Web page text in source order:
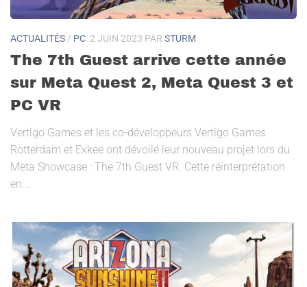
ACTUALITÉS / PC 2 JUIN 2023 PAR STURM
The 7th Guest arrive cette année
sur Meta Quest 2, Meta Quest 3 et
PC VR
Vertigo Games et les co-développeurs Vertigo Games
Rotterdam et Exkee ont dévoilé leur nouveau projet lors du
Meta Showcase : The 7th Guest VR. Cette réinterprétation
en...